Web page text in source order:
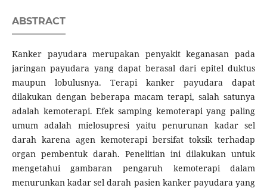
ABSTRACT
Kanker payudara merupakan penyakit keganasan pada
jaringan payudara yang dapat berasal dari epitel duktus
maupun lobulusnya. Terapi kanker payudara dapat
dilakukan dengan beberapa macam terapi, salah satunya
adalah kemoterapi. Efek samping kemoterapi yang paling
umum adalah mielosupresi yaitu penurunan kadar sel
darah karena agen kemoterapi bersifat toksik terhadap
organ pembentuk darah. Penelitian ini dilakukan untuk
mengetahui gambaran pengaruh kemoterapi dalam
menurunkan kadar sel darah pasien kanker payudara yang